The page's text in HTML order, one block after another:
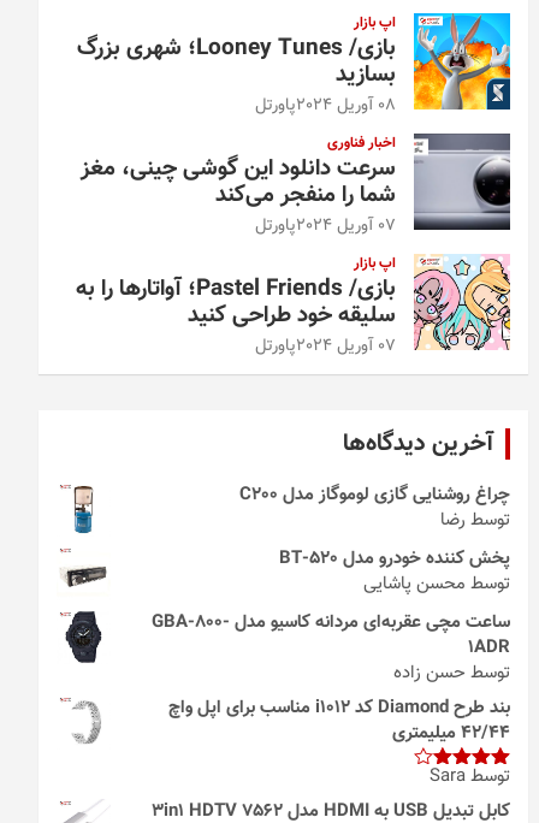
اپ بازار
بازی/ Looney Tunes؛ شهری بزرگ
بسازید
08 آوریل 2024 پاورتل
اخبار فناوری
سرعت دانلود این گوشی چینی، مغز
شما را منفجر می‌کند
07 آوریل 2024 پاورتل
اپ بازار
بازی/ Pastel Friends؛ آواتارها را به
سلیقه خود طراحی کنید
07 آوریل 2024 پاورتل
آخرین دیدگاه‌ها
چراغ روشنایی گازی لوموگاز مدل C200
توسط رضا
پخش کننده خودرو مدل 520-BT
توسط محسن پاشایی
ساعت مچی عقربه‌ای مردانه کاسیو مدل GBA-800-
1ADR
توسط حسن زاده
بند طرح Diamond کد i1012 مناسب برای اپل واچ
42/44 میلیمتری
امتیاز4
از 5
توسط Sara
کابل تبدیل USB به HDMI مدل 3in1 HDTV 7562